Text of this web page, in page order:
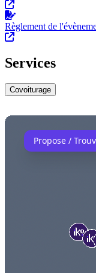
Règlement de
Services
Covoiturage